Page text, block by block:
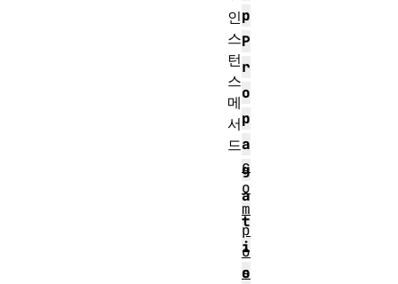
p
P
r
o
p
a
g
a
t
i
o
인
스
턴
스
메
서
드
c
o
m
p
o
s